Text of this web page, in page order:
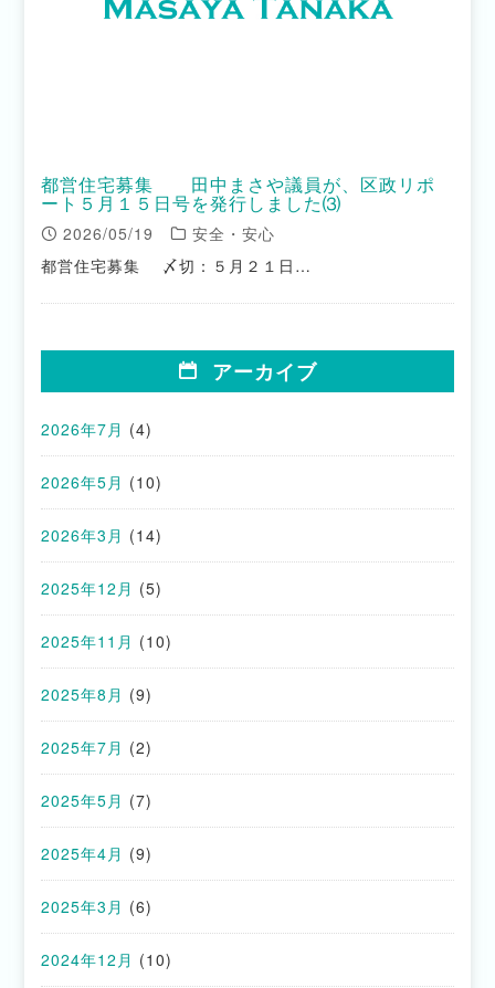
都営住宅募集 田中まさや議員が、区政リポ
ート５月１５日号を発行しました⑶
2026/05/19
安全・安心
都営住宅募集 〆切：５月２１日…
アーカイブ
2026年7月 (4)
2026年5月 (10)
2026年3月 (14)
2025年12月 (5)
2025年11月 (10)
2025年8月 (9)
2025年7月 (2)
2025年5月 (7)
2025年4月 (9)
2025年3月 (6)
2024年12月 (10)